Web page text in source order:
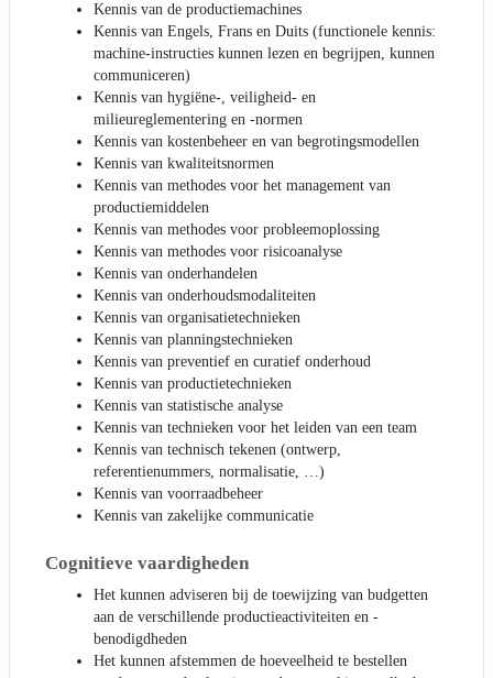
Kennis van de productiemachines
Kennis van Engels, Frans en Duits (functionele kennis:
machine-instructies kunnen lezen en begrijpen, kunnen
communiceren)
Kennis van hygiëne-, veiligheid- en
milieureglementering en -normen
Kennis van kostenbeheer en van begrotingsmodellen
Kennis van kwaliteitsnormen
Kennis van methodes voor het management van
productiemiddelen
Kennis van methodes voor probleemoplossing
Kennis van methodes voor risicoanalyse
Kennis van onderhandelen
Kennis van onderhoudsmodaliteiten
Kennis van organisatietechnieken
Kennis van planningstechnieken
Kennis van preventief en curatief onderhoud
Kennis van productietechnieken
Kennis van statistische analyse
Kennis van technieken voor het leiden van een team
Kennis van technisch tekenen (ontwerp,
referentienummers, normalisatie, …)
Kennis van voorraadbeheer
Kennis van zakelijke communicatie
Cognitieve vaardigheden
Het kunnen adviseren bij de toewijzing van budgetten
aan de verschillende productieactiviteiten en -
benodigdheden
Het kunnen afstemmen de hoeveelheid te bestellen